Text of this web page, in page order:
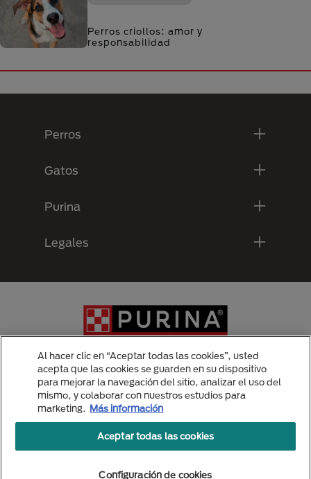
Perros criollos: amor y
responsabilidad
Perros
Gatos
Purina
Legales
Menu Footer Secundario Purina
All Nestlé Purina trademarks owned by Société des Produits Nestlé S.A.,
Vevey, Switzerland or are used with permission.
Politicas de privacidad
Al hacer clic en “Aceptar todas las cookies”, usted
acepta que las cookies se guarden en su dispositivo
para mejorar la navegación del sitio, analizar el uso del
mismo, y colaborar con nuestros estudios para
marketing. Más información
Configuración de cookies
Aceptar todas las cookies